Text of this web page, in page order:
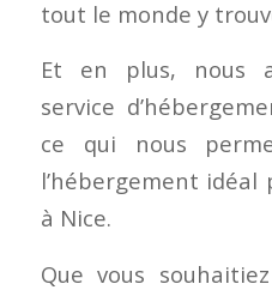
tout le monde y
Et en plus, nous
service
ce qui nous
l’hébergement
à Nice.
Que vous